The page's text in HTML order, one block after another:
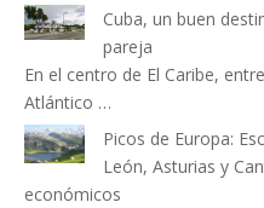
Cuba, un buen
pareja
En el centro de El Caribe,
Atlántico …
Picos de Europa:
León, Asturias y
económicos